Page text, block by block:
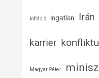
infláció ingatlan Irán
karrier
Magyar Péter